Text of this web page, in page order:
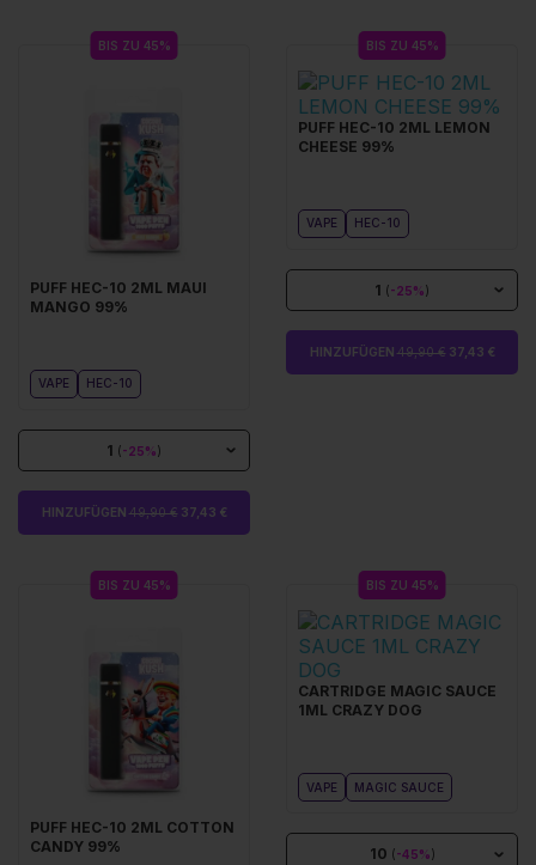
BIS ZU 45%
PUFF HEC-10 2ML MAUI
MANGO 99%
VAPE HEC-10
1 (-25%)
HINZUFÜGEN 49,90 € 37,43 €
BIS ZU 45%
PUFF HEC-10 2ML LEMON
CHEESE 99%
VAPE HEC-10
1 (-25%)
HINZUFÜGEN 49,90 € 37,43 €
BIS ZU 45%
PUFF HEC-10 2ML COTTON
CANDY 99%
BIS ZU 45%
CARTRIDGE MAGIC SAUCE
1ML CRAZY DOG
VAPE MAGIC SAUCE
10 (-45%)